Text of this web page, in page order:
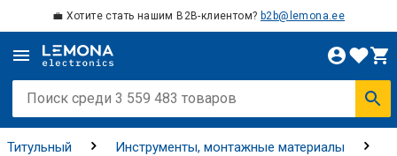
💼 Хотите стать нашим B2B-клиентом? b2b@lemona.ee
Титульный
Инструменты, монтажные материалы